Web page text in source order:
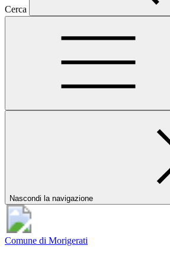
Cerca
Nascondi la navigazione
Comune di Morigerati